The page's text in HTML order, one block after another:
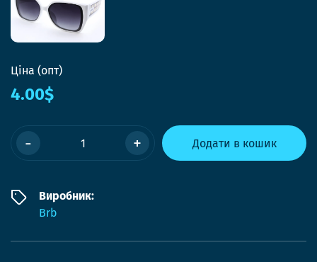
Ціна (опт)
4.00$
- + Додати в кошик
Виробник:
Brb